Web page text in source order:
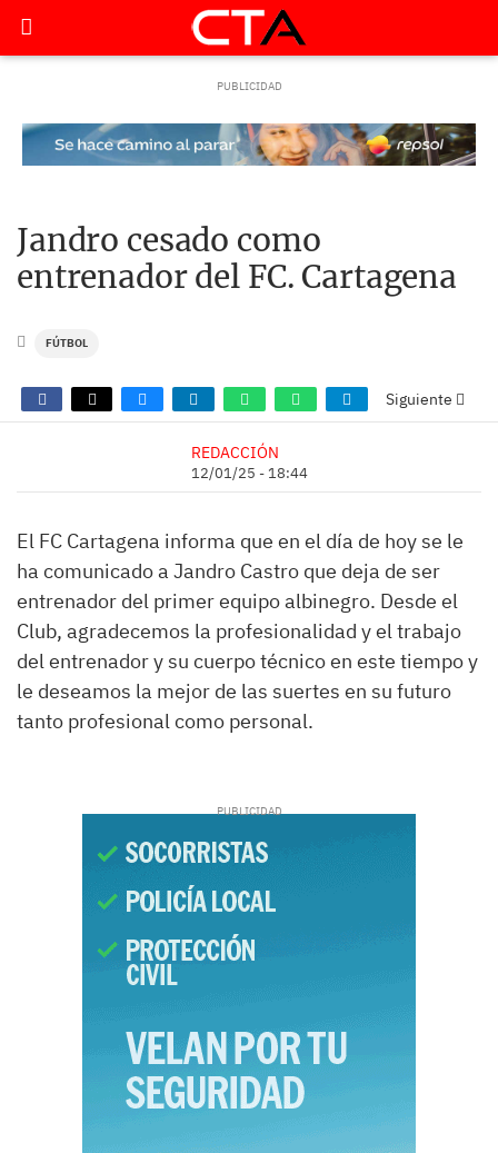
Jandro cesado como
entrenador del FC. Cartagena
FÚTBOL
Siguiente
REDACCIÓN
12/01/25 - 18:44
El FC Cartagena informa que en el día de hoy se le
ha comunicado a Jandro Castro que deja de ser
entrenador del primer equipo albinegro. Desde el
Club, agradecemos la profesionalidad y el trabajo
del entrenador y su cuerpo técnico en este tiempo y
le deseamos la mejor de las suertes en su futuro
tanto profesional como personal.